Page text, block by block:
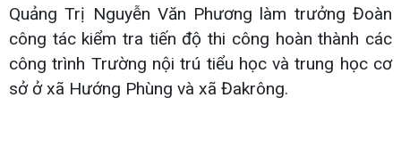
Quảng Trị Nguyễn Văn Phương làm trưởng Đoàn
công tác kiểm tra tiến độ thi công hoàn thành các
công trình Trường nội trú tiểu học và trung học cơ
sở ở xã Hướng Phùng và xã Đakrông.